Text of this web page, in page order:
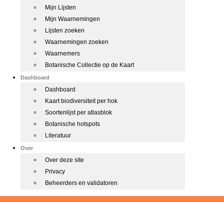
Mijn Lijsten
Mijn Waarnemingen
Lijsten zoeken
Waarnemingen zoeken
Waarnemers
Botanische Collectie op de Kaart
Dashboard
Dashboard
Kaart biodiversiteit per hok
Soortenlijst per atlasblok
Botanische hotspots
Literatuur
Over
Over deze site
Privacy
Beheerders en validatoren